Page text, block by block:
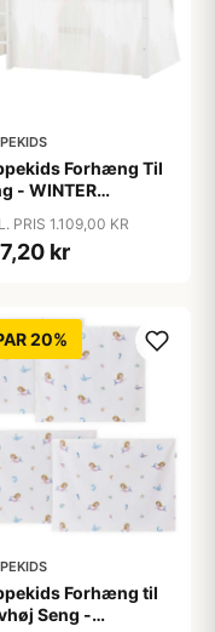
Forhæng Til
- WINTER
Størrelser
PRIS 1.109,00 KR
kr
20%
Forhæng til
Seng -